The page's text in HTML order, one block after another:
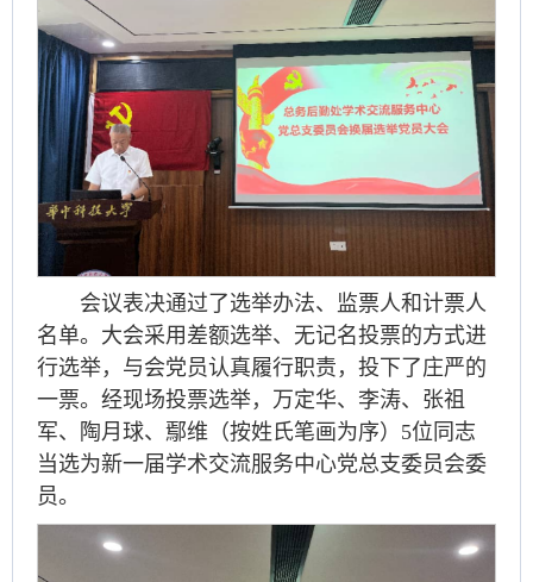
会议表决通过了选举办法、监票人和计票人
名单。大会采用差额选举、无记名投票的方式进
行选举，与会党员认真履行职责，投下了庄严的
一票。经现场投票选举，万定华、李涛、张祖
军、陶月球、鄢维（按姓氏笔画为序）5位同志
当选为新一届学术交流服务中心党总支委员会委
员。